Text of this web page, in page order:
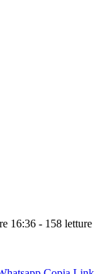
16:36 - 158 letture